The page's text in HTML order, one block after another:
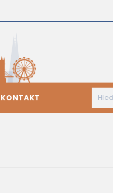
KONTAKT